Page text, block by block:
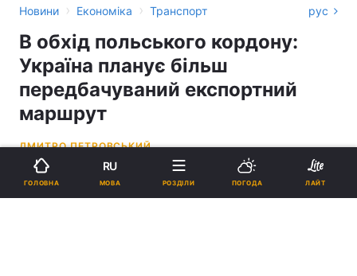
Новини › Економіка › Транспорт рус
В обхід польського кордону:
Україна планує більш
передбачуваний експортний
маршрут
ДМИТРО ПЕТРОВСЬКИЙ
17:41, 20.02.24
ГОЛОВНА
RU
МОВА РОЗДІЛИ ПОГОДА ЛАЙТ